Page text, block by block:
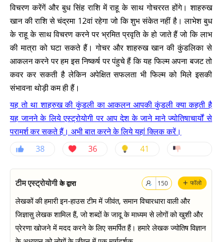
विचरण करेंगें और बुध सिंह राशि में राहू के साथ गोचररत होंगे। शाहरुख
खान की राशि से चंद्रमा 12वां रहेगा जो कि शुभ संकेत नहीं है। लाभेश बुध
के राहू के साथ विचरण करने पर भ्रमित प्रवृति के हो जाते हैं जो कि लाभ
की मात्रा को घटा सकते हैं। गोचर और शाहरुख खान की कुंडलिका से
आकलन करने पर हम इस निष्कर्ष पर पंहुचे हैं कि यह फिल्म अपना बजट तो
कवर कर सकती है लेकिन अपेक्षित सफलता भी फिल्म को मिले इसकी
संभावना थोड़ी कम ही हैं।
यह तो था शाहरुख की कुंडली का आकलन आपकी कुंडली क्या कहती है
यह जानने के लिये एस्ट्रोयोगी पर आप देश के जाने माने ज्योतिषाचार्यों से
परामर्श कर सकते हैं। अभी बात करने के लिये यहां क्लिक करें।
38
36 41
+ फॉलो
150
टीम एस्ट्रोयोगीके द्वारा
लेखकों की हमारी इन-हाउस टीम में जीवंत, समान विचारधारा वाली और
जिज्ञासु लेखक शामिल हैं, जो शब्दों के जादू के माध्यम से लोगों को खुशी और
प्रेरणा खोजने में मदद करने के लिए समर्पित हैं। हमारे लेखक ज्योतिष विज्ञान